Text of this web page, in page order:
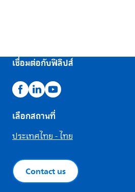
เชื่อมต่อกับฟิลิปส์
เลือกสถานที่
ประเทศไทย - ไทย
Contact us